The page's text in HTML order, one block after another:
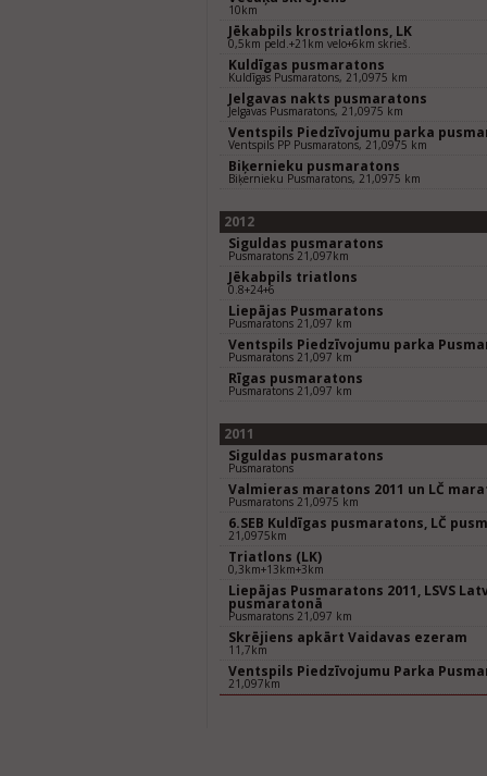
10km
Jēkabpils krostriatlons, LK
0,5km peld.+21km velo+6km skrieš.
Kuldīgas pusmaratons
Kuldīgas Pusmaratons, 21,0975 km
Jelgavas nakts pusmaratons
Jelgavas Pusmaratons, 21,0975 km
Ventspils Piedzīvojumu parka
Ventspils PP Pusmaratons, 21,0975 km
Biķernieku pusmaratons
Biķernieku Pusmaratons, 21,0975 km
2012
Siguldas pusmaratons
Pusmaratons 21,097km
Jēkabpils triatlons
0.8+24+6
Liepājas Pusmaratons
Pusmaratons 21,097 km
Ventspils Piedzīvojumu parka
Pusmaratons 21,097 km
Rīgas pusmaratons
Pusmaratons 21,097 km
2011
Siguldas pusmaratons
Pusmaratons
Valmieras maratons 2011 un LČ
Pusmaratons 21,0975 km
6.SEB Kuldīgas pusmaratons, LČ
21,0975km
Triatlons (LK)
0,3km+13km+3km
Liepājas Pusmaratons 2011, LSVS
pusmaratonā
Pusmaratons 21,097 km
Skrējiens apkārt Vaidavas ezeram
11,7km
Ventspils Piedzīvojumu Parka
21,097km